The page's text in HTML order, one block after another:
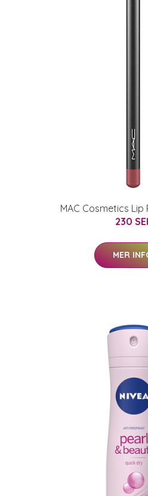
MAC Cosmetics Lip
230
MER